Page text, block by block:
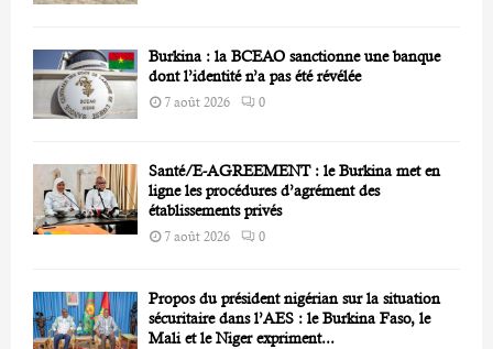
Burkina : la BCEAO sanctionne une banque
dont l’identité n’a pas été révélée
7 août 2026 0
Santé/E-AGREEMENT : le Burkina met en
ligne les procédures d’agrément des
établissements privés
7 août 2026 0
Propos du président nigérian sur la situation
sécuritaire dans l’AES : le Burkina Faso, le
Mali et le Niger expriment...